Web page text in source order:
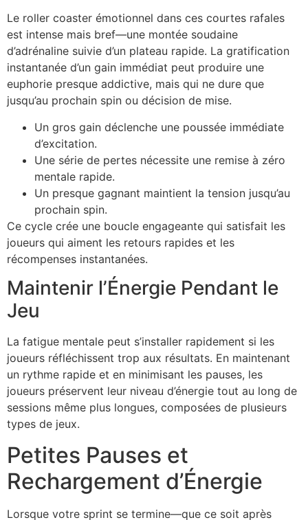
Le roller coaster émotionnel dans ces courtes rafales
est intense mais bref—une montée soudaine
d’adrénaline suivie d’un plateau rapide. La gratification
instantanée d’un gain immédiat peut produire une
euphorie presque addictive, mais qui ne dure que
jusqu’au prochain spin ou décision de mise.
Un gros gain déclenche une poussée immédiate
d’excitation.
Une série de pertes nécessite une remise à zéro
mentale rapide.
Un presque gagnant maintient la tension jusqu’au
prochain spin.
Ce cycle crée une boucle engageante qui satisfait les
joueurs qui aiment les retours rapides et les
récompenses instantanées.
Maintenir l’Énergie Pendant le
Jeu
La fatigue mentale peut s’installer rapidement si les
joueurs réfléchissent trop aux résultats. En maintenant
un rythme rapide et en minimisant les pauses, les
joueurs préservent leur niveau d’énergie tout au long de
sessions même plus longues, composées de plusieurs
types de jeux.
Petites Pauses et
Rechargement d’Énergie
Lorsque votre sprint se termine—que ce soit après